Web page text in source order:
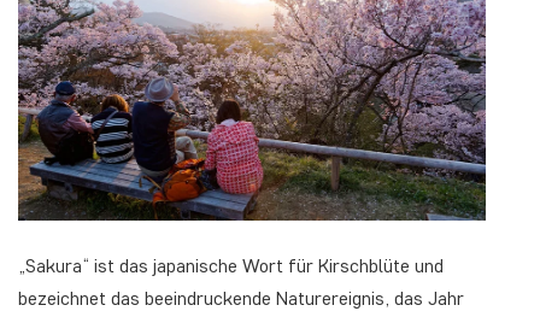
„Sakura“ ist das japanische Wort für Kirschblüte und
bezeichnet das beeindruckende Naturereignis, das Jahr